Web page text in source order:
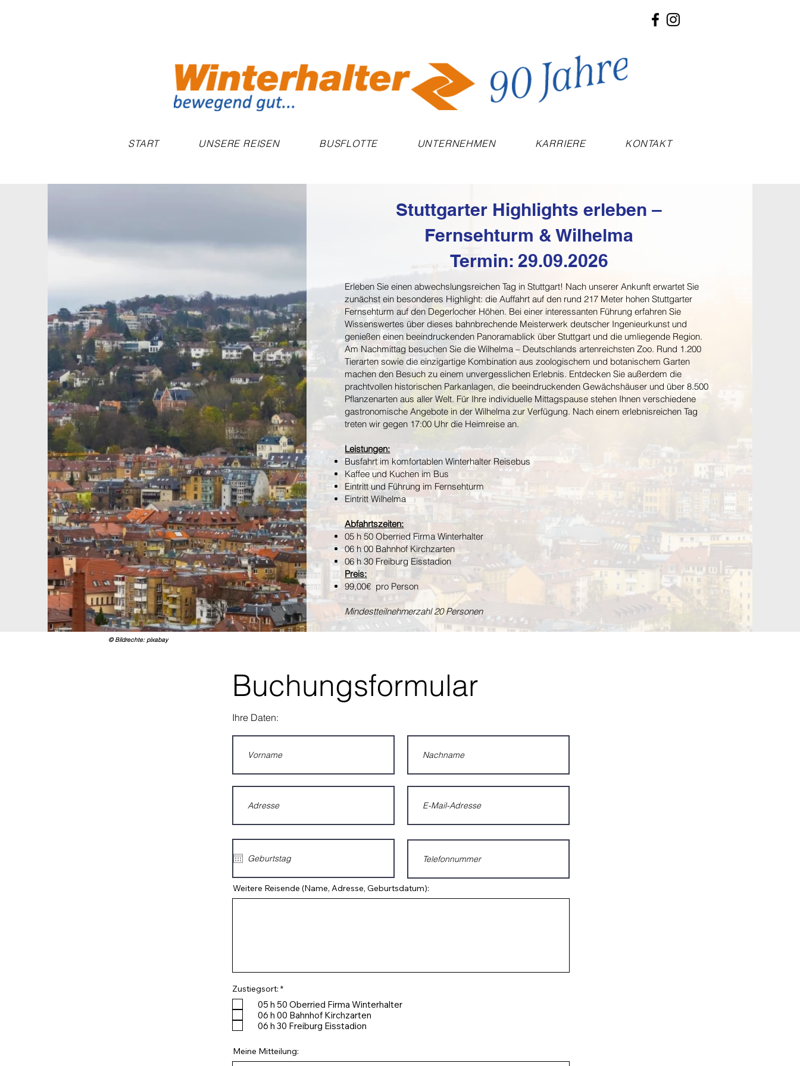
START UNSERE REISEN BUSFLOTTE UNTERNEHMEN KARRIERE KONTAKT
Stuttgarter Highlights erleben –
Fernsehturm & Wilhelma
Termin: 29.09.2026
Erleben Sie einen abwechslungsreichen Tag in Stuttgart! Nach unserer Ankunft erwartet Sie
zunächst ein besonderes Highlight: die Auffahrt auf den rund 217 Meter hohen Stuttgarter
Fernsehturm auf den Degerlocher Höhen. Bei einer interessanten Führung erfahren Sie
Wissenswertes über dieses bahnbrechende Meisterwerk deutscher Ingenieurkunst und
genießen einen beeindruckenden Panoramablick über Stuttgart und die umliegende Region.
Am Nachmittag besuchen Sie die Wilhelma – Deutschlands artenreichsten Zoo. Rund 1.200
Tierarten sowie die einzigartige Kombination aus zoologischem und botanischem Garten
machen den Besuch zu einem unvergesslichen Erlebnis. Entdecken Sie außerdem die
prachtvollen historischen Parkanlagen, die beeindruckenden Gewächshäuser und über 8.500
Pflanzenarten aus aller Welt. Für Ihre individuelle Mittagspause stehen Ihnen verschiedene
gastronomische Angebote in der Wilhelma zur Verfügung. Nach einem erlebnisreichen Tag
treten wir gegen 17:00 Uhr die Heimreise an.
Leistungen:
Busfahrt im komfortablen Winterhalter Reisebus
Kaffee und Kuchen im Bus
Eintritt und Führung im Fernsehturm
Eintritt Wilhelma
Abfahrtszeiten:
05 h 50 Oberried Firma Winterhalter
06 h 00 Bahnhof Kirchzarten
06 h 30 Freiburg Eisstadion
Preis:
99,00€ pro Person
Mindestteilnehmerzahl 20 Personen
© Bildrechte: pixabay
Buchungsformular
Ihre Daten:
Weitere Reisende (Name, Adresse, Geburtsdatum):
Zustiegsort: *P
l
i
c
h
e
l
05 h 50 Oberried Firma Winterhalter
06 h 00 Bahnhof Kirchzarten
06 h 30 Freiburg Eisstadion
Meine Mitteilung: